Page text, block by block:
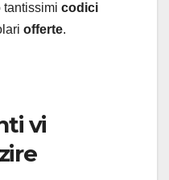
tantissimi codici
offerte.
vi